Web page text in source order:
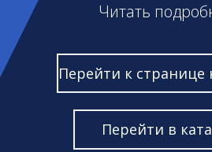
Читать
Перейти в
Перейти к странице